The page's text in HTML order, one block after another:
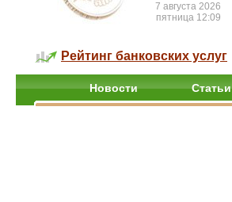
7 августа 2026
пятница 12:09
Рейтинг банковских услуг
Новости Статьи